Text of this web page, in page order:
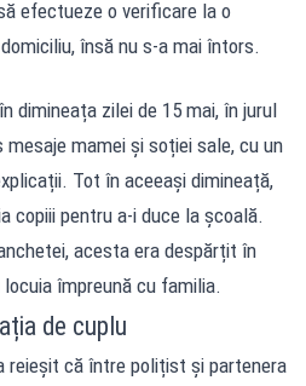
efectueze o verificare la o
însă nu s-a mai întors.
dimineața zilei de 15 mai, în jurul
mamei și soției sale, cu un
Tot în aceeași dimineață,
copiii pentru a-i duce la școală.
acesta era despărțit în
împreună cu familia.
de cuplu
reieșit că între polițist și partenera